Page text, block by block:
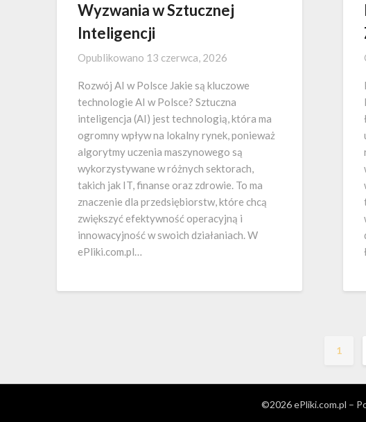
Wyzwania w Sztucznej
Inteligencji
Opublikowano 13 czerwca, 2026
Rozwój AI w Polsce Jakie są kluczowe
technologie AI w Polsce? Sztuczna
inteligencja (AI) jest technologią, która ma
ogromny wpływ na lokalny rynek, ponieważ
algorytmy uczenia maszynowego są
wykorzystywane w różnych sektorach,
takich jak IT, finanse oraz zdrowie. To ma
znaczenie dla przedsiębiorstw, które chcą
zwiększyć efektywność operacyjną i
innowacyjność w swoich działaniach. W
ePliki.com.pl…
1
©2026 ePliki.com.pl –